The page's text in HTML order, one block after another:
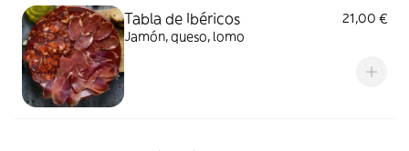
Tabla de Ibéricos
21,00 €
Jamón, queso, lomo